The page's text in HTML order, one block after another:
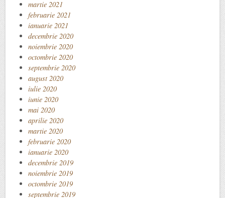
martie 2021
februarie 2021
ianuarie 2021
decembrie 2020
noiembrie 2020
octombrie 2020
septembrie 2020
august 2020
iulie 2020
iunie 2020
mai 2020
aprilie 2020
martie 2020
februarie 2020
ianuarie 2020
decembrie 2019
noiembrie 2019
octombrie 2019
septembrie 2019